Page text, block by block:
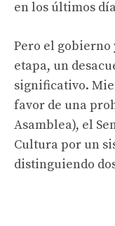
en los últimos
Pero el gobierno
etapa, un
significativo.
favor de una
Asamblea), el
Cultura por un
distinguiendo